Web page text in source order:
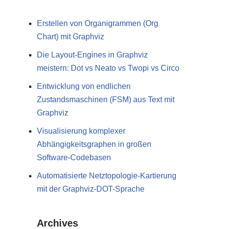
Erstellen von Organigrammen (Org
Chart) mit Graphviz
Die Layout-Engines in Graphviz
meistern: Dot vs Neato vs Twopi vs Circo
Entwicklung von endlichen
Zustandsmaschinen (FSM) aus Text mit
Graphviz
Visualisierung komplexer
Abhängigkeitsgraphen in großen
Software-Codebasen
Automatisierte Netztopologie-Kartierung
mit der Graphviz-DOT-Sprache
Archives